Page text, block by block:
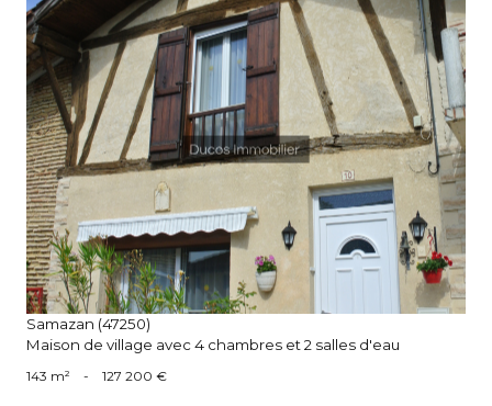
voir le bien
Samazan (47250)
Maison de village avec 4 chambres et 2 salles d'eau
143 m² - 127 200 €